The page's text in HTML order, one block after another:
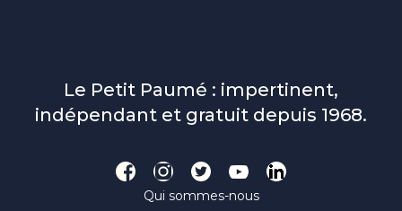
Le Petit Paumé : impertinent,
indépendant et gratuit depuis 1968.
Qui sommes-nous